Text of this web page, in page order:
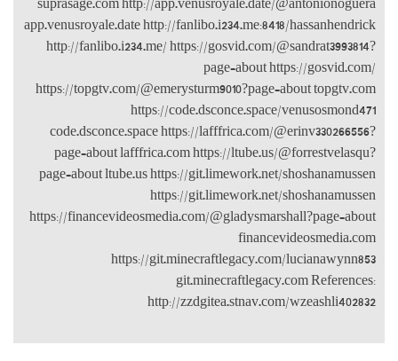
http://
https://
page=about
https://